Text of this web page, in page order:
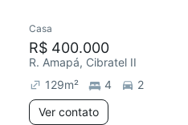
Casa
R$ 400.000
R. Amapá, Cibratel II
129m² 4
2
Ver contato